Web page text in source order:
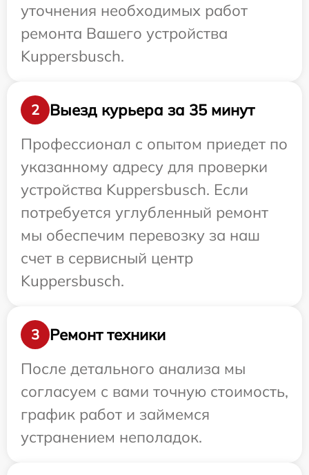
уточнения необходимых работ
ремонта Вашего устройства
Kuppersbusch.
2
Выезд курьера за 35 минут
Профессионал с опытом приедет по
указанному адресу для проверки
устройства Kuppersbusch. Если
потребуется углубленный ремонт
мы обеспечим перевозку за наш
счет в сервисный центр
Kuppersbusch.
3
Ремонт техники
После детального анализа мы
согласуем с вами точную стоимость,
график работ и займемся
устранением неполадок.